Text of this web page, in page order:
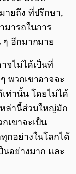
ายถึง ที่ปรึกษา,
มารถในการ
ๆ อีกมากมาย
จไม่ได้เป็นที่
พวกเขาอาจจะ
เท่านั้น โดยไม่ได้
หล่านี้ส่วนใหญ่มัก
เขาจะเป็น
กอย่างในโลกได้
นอย่างมาก และ